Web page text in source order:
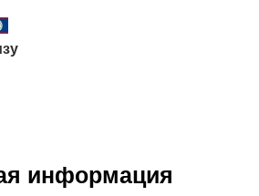
информация